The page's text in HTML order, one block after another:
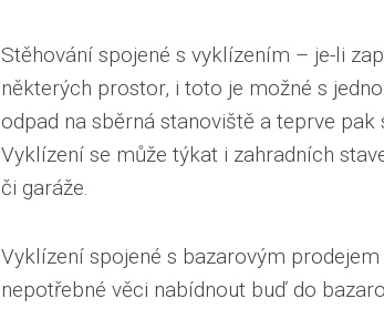
Stěhování spojené s vyklízením – je-li
některých prostor, i toto je možné s
odpad na sběrná stanoviště a teprve
Vyklízení se může týkat i zahradních
či garáže.
Vyklízení spojené s bazarovým prodejem
nepotřebné věci nabídnout buď do